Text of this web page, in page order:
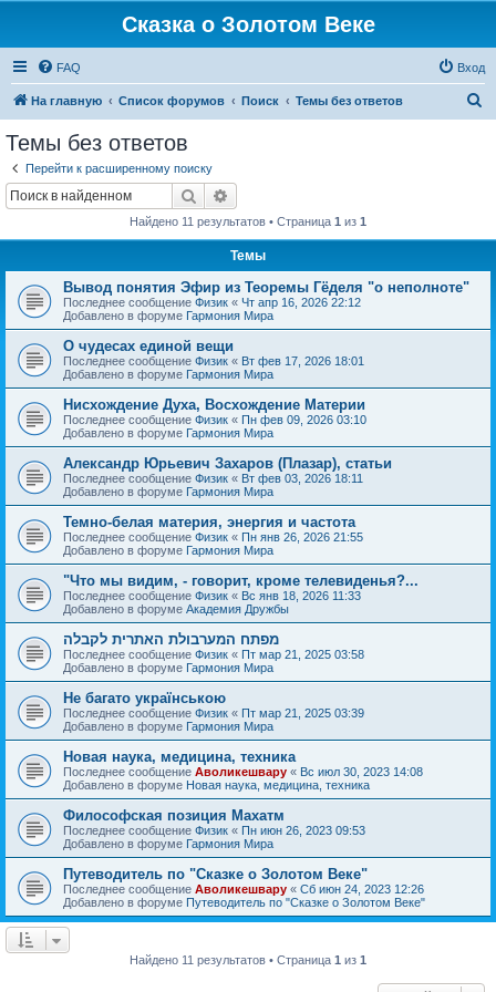
Сказка о Золотом Веке
FAQ Вход
На главную Список форумов Поиск Темы без ответов
Темы без ответов
Перейти к расширенному поиску
Поиск
Найдено 11 результатов • Страница 1 из 1
Темы
Вывод понятия Эфир из Теоремы Гёделя "о неполноте"
Последнее сообщение Физик « Чт апр 16, 2026 22:12
Добавлено в форуме Гармония Мира
О чудесах единой вещи
Последнее сообщение Физик « Вт фев 17, 2026 18:01
Добавлено в форуме Гармония Мира
Нисхождение Духа, Восхождение Материи
Последнее сообщение Физик « Пн фев 09, 2026 03:10
Добавлено в форуме Гармония Мира
Александр Юрьевич Захаров (Плазар), статьи
Последнее сообщение Физик « Вт фев 03, 2026 18:11
Добавлено в форуме Гармония Мира
Темно-белая материя, энергия и частота
Последнее сообщение Физик « Пн янв 26, 2026 21:55
Добавлено в форуме Гармония Мира
"Что мы видим, - говорит, кроме телевиденья?...
Последнее сообщение Физик « Вс янв 18, 2026 11:33
Добавлено в форуме Академия Дружбы
מפתח המערבולת האתרית לקבלה
Последнее сообщение Физик « Пт мар 21, 2025 03:58
Добавлено в форуме Гармония Мира
Не багато українською
Последнее сообщение Физик « Пт мар 21, 2025 03:39
Добавлено в форуме Гармония Мира
Новая наука, медицина, техника
Последнее сообщение Аволикешвару « Вс июл 30, 2023 14:08
Добавлено в форуме Новая наука, медицина, техника
Философская позиция Махатм
Последнее сообщение Физик « Пн июн 26, 2023 09:53
Добавлено в форуме Гармония Мира
Путеводитель по "Сказке о Золотом Веке"
Последнее сообщение Аволикешвару « Сб июн 24, 2023 12:26
Добавлено в форуме Путеводитель по "Сказке о Золотом Веке"
Найдено 11 результатов • Страница 1 из 1